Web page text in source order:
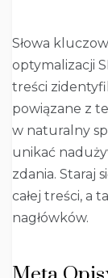
Słowa
optymalizacji
treści
powiązane z
w naturalny
unikać
zdania. Staraj
całej treści, a
nagłówków.